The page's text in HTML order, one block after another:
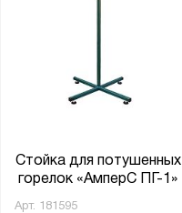
Стойка для потушенных
горелок «АмперС ПГ-1»
Арт. 181595